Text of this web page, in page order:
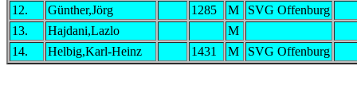
12.
Günther,Jörg 1285 M
SVG Offenburg
13.
Hajdani,Lazlo
M
14.
Helbig,Karl-Heinz 1431 M SVG Offenburg